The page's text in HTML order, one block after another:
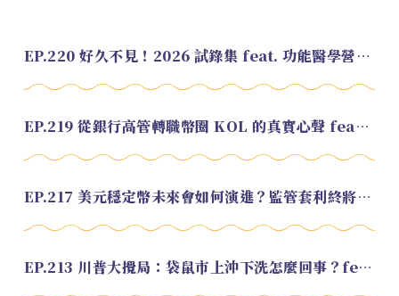
EP.220 好久不見！2026 試錄集 feat. 功能醫學營養師 美寶
EP.219 從銀行高管轉職幣圈 KOL 的真實心聲 feat.龜大
EP.217 美元穩定幣未來會如何演進？監管套利終將收斂？feat. 研究員 余哲安
EP.213 川普大攪局：袋鼠市上沖下洗怎麼回事？feat. Alvin